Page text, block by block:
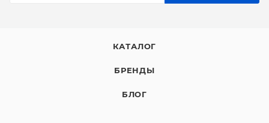
КАТАЛОГ
БРЕНДЫ
БЛОГ